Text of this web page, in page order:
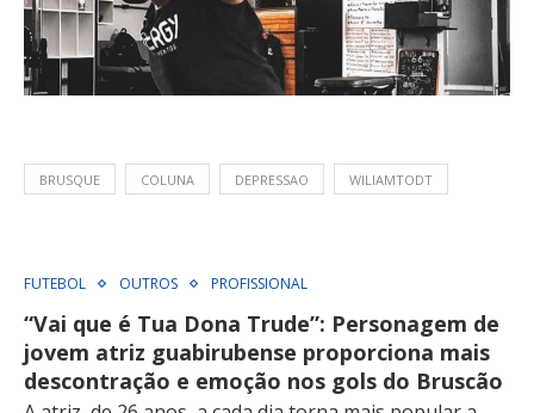
BRUSQUE COLUNA DEPRESSAO WILIAMTODT
FUTEBOL OUTROS PROFISSIONAL
“Vai que é Tua Dona Trude”: Personagem de
jovem atriz guabirubense proporciona mais
descontração e emoção nos gols do Bruscão